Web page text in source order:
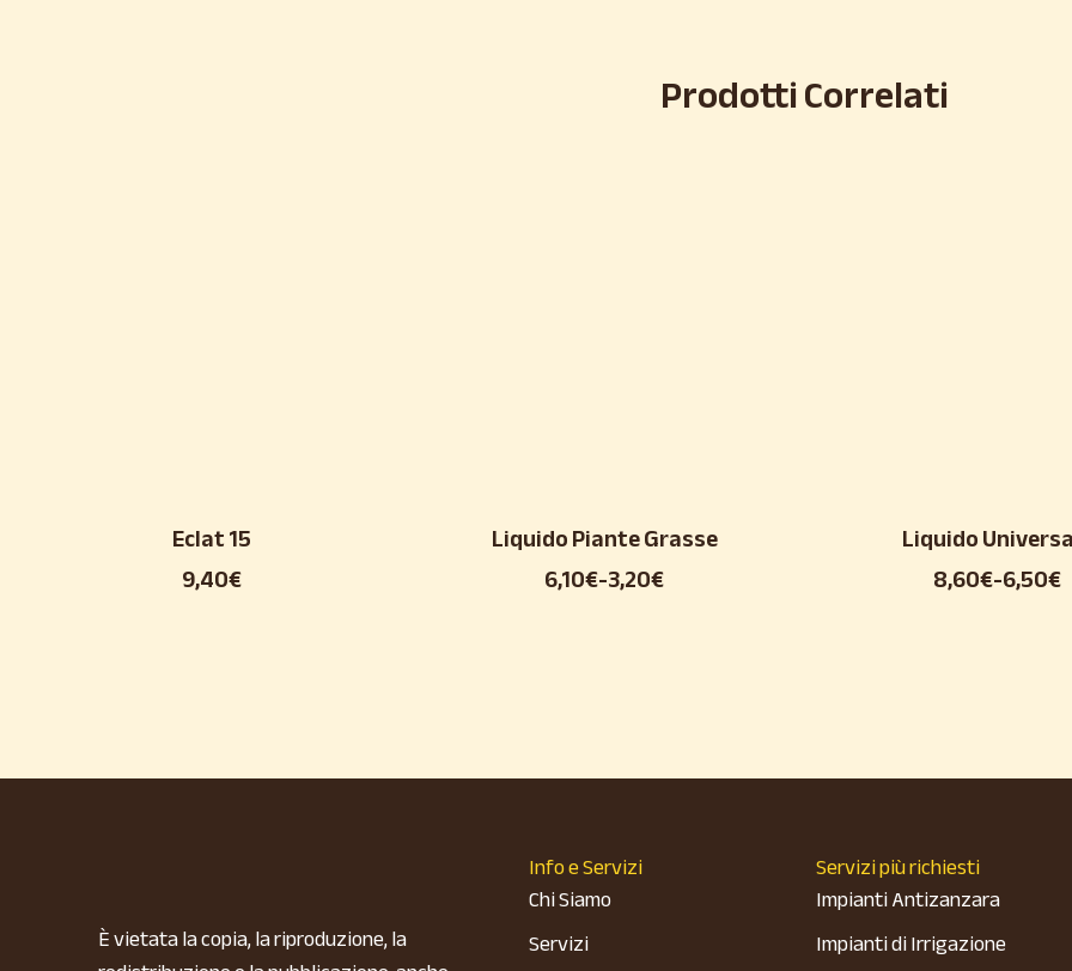
Prodotti Correlati
Eclat 15
9,40€
Liquido Piante Grasse
3,20€
-
6,10€
Liquido
6,50€
-
8,60€
È vietata la copia, la riproduzione, la
Info e Servizi
Chi Siamo
Servizi
Servizi più richiesti
Impianti Antizanzara
Impianti di Irrigazione